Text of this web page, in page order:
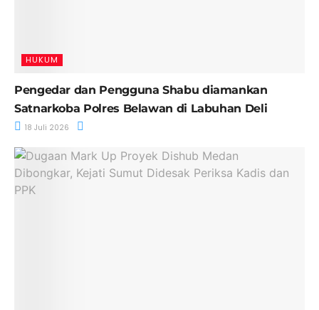
HUKUM
Pengedar dan Pengguna Shabu diamankan
Satnarkoba Polres Belawan di Labuhan Deli
18 Juli 2026